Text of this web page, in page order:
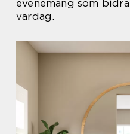
evenemang som
vardag.